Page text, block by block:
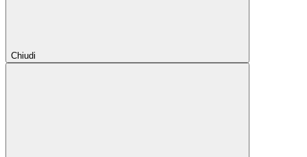
Chiudi